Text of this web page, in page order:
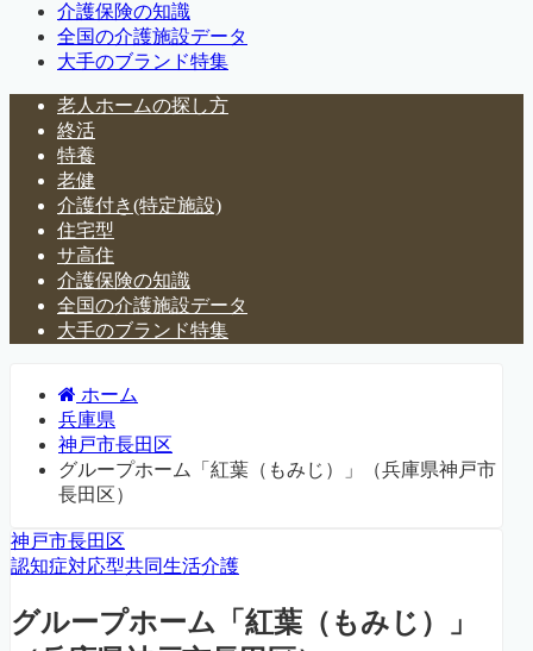
介護保険の知識
全国の介護施設データ
大手のブランド特集
老人ホームの探し方
終活
特養
老健
介護付き(特定施設)
住宅型
サ高住
介護保険の知識
全国の介護施設データ
大手のブランド特集
ホーム
兵庫県
神戸市長田区
グループホーム「紅葉（もみじ）」（兵庫県神戸市
長田区）
神戸市長田区
認知症対応型共同生活介護
グループホーム「紅葉（もみじ）」